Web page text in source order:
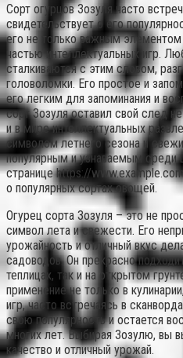
Сорт огурцов Зозуля часто
свидетельствует о его
его не только важным элементом
частью интеллектуальных игр.
сталкиваются с этим словом,
головоломки. Его простое и
его легким для запоминания и
сорт Зозуля оставил свой след
и в мире интеллектуальных
символом летнего сезона и
популярным и узнаваемым среди
странице https://
о популярных сортах овощей.
Огурец сорта Зозуля – это не
символ лета и свежести. Его
урожайность и отличный вкус
садоводов. Он прекрасно
теплицах, так и на открытом
применение не только в
игр, часто встречаясь в
свою популярность и остается
многих лет. Выбирая Зозулю, вы
качество и отличный урожай.